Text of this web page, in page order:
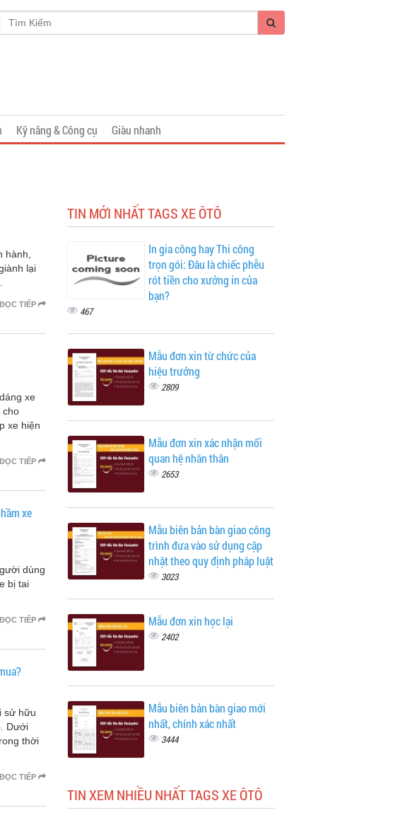
Kỹ năng & Công cụ
Giàu nhanh
hành,
lại
ĐỌC TIẾP
xe
cho
xe hiện
ĐỌC TIẾP
xe
dùng
bị tai
ĐỌC TIẾP
sử hữu
Dưới
thời
ĐỌC TIẾP
TIN MỚI NHẤT TAGS XE ÔTÔ
In gia công hay Thi công
trọn gói: Đâu là chiếc phễu
rót tiền cho xưởng in của
bạn?
467
Mẫu đơn xin từ chức của
hiệu trưởng
2809
Mẫu đơn xin xác nhận mối
quan hệ nhân thân
2653
Mẫu biên bản bàn giao công
trình đưa vào sử dụng cập
nhật theo quy định pháp luật
3023
Mẫu đơn xin học lại
2402
Mẫu biên bản bàn giao mới
nhất, chính xác nhất
3444
TIN XEM NHIỀU NHẤT TAGS XE ÔTÔ